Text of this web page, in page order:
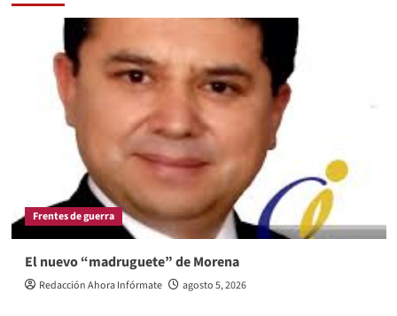
Frentes de guerra
El nuevo “madruguete” de Morena
Redacción Ahora Infórmate agosto 5, 2026